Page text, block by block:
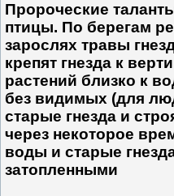
Пророческие
птицы. По берегам
зарослях травы
крепят гнезда к
растений близко к
без видимых (для
старые гнезда и
через некоторое
воды и старые
затопленными